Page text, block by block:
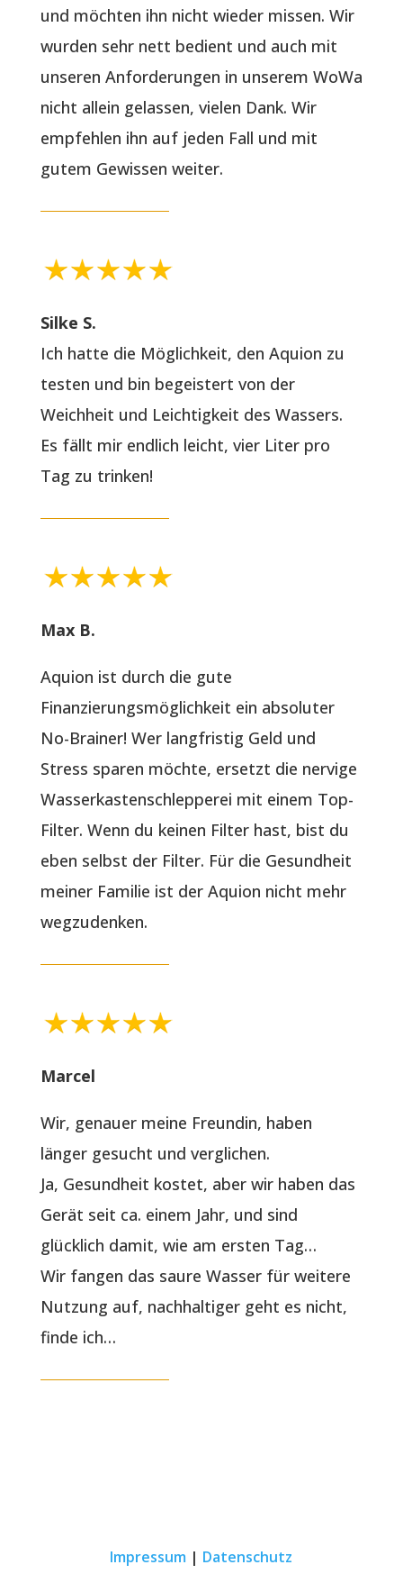
und möchten ihn nicht wieder missen. Wir
wurden sehr nett bedient und auch mit
unseren Anforderungen in unserem WoWa
nicht allein gelassen, vielen Dank. Wir
empfehlen ihn auf jeden Fall und mit
gutem Gewissen weiter.
Silke S.
Ich hatte die Möglichkeit, den Aquion zu
testen und bin begeistert von der
Weichheit und Leichtigkeit des Wassers.
Es fällt mir endlich leicht, vier Liter pro
Tag zu trinken!
Max B.
Aquion ist durch die gute
Finanzierungsmöglichkeit ein absoluter
No-Brainer! Wer langfristig Geld und
Stress sparen möchte, ersetzt die nervige
Wasserkastenschlepperei mit einem Top-
Filter. Wenn du keinen Filter hast, bist du
eben selbst der Filter. Für die Gesundheit
meiner Familie ist der Aquion nicht mehr
wegzudenken.
Marcel
Wir, genauer meine Freundin, haben
länger gesucht und verglichen.
Ja, Gesundheit kostet, aber wir haben das
Gerät seit ca. einem Jahr, und sind
glücklich damit, wie am ersten Tag…
Wir fangen das saure Wasser für weitere
Nutzung auf, nachhaltiger geht es nicht,
finde ich…
Impressum | Datenschutz